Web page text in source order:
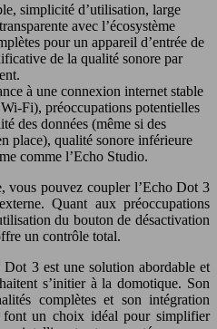
simplicité d’utilisation, large
avec l’écosystème
pour un appareil d’entrée de
de la qualité sonore par
à une connexion internet stable
Fi), préoccupations potentielles
des données (même si des
place), qualité sonore inférieure
comme l’Echo Studio.
vous pouvez coupler l’Echo Dot 3
Quant aux préoccupations
du bouton de désactivation
un contrôle total.
3 est une solution abordable et
s’initier à la domotique. Son
complètes et son intégration
font un choix idéal pour simplifier